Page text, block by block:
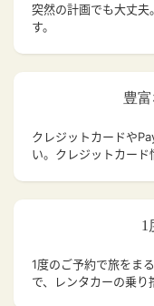
突然の計画でも大丈夫。
す。
豊
クレジットカードや
い。クレジットカード
1
1度のご予約で旅をま
で、レンタカーの乗り